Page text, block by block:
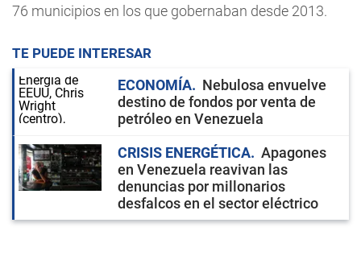
76 municipios en los que gobernaban desde 2013.
TE PUEDE INTERESAR
ECONOMÍA
Nebulosa envuelve
destino de fondos por venta de
petróleo en Venezuela
CRISIS ENERGÉTICA
Apagones
en Venezuela reavivan las
denuncias por millonarios
desfalcos en el sector eléctrico